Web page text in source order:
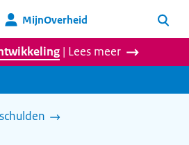
MijnOverheid Zoeken
| Lees meer